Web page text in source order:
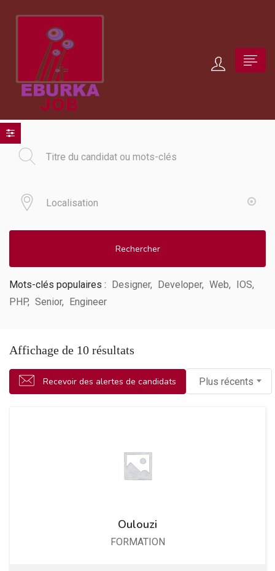
Rechercher
Mots-clés populaires : Designer Developer Web
IOS
PHP
Senior Engineer
Affichage de 10 résultats
Recevoir des alertes de candidats Plus récents
Oulouzi
FORMATION